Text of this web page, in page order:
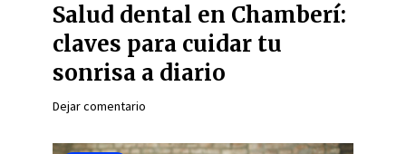
Salud dental en Chamberí:
claves para cuidar tu
sonrisa a diario
Dejar comentario